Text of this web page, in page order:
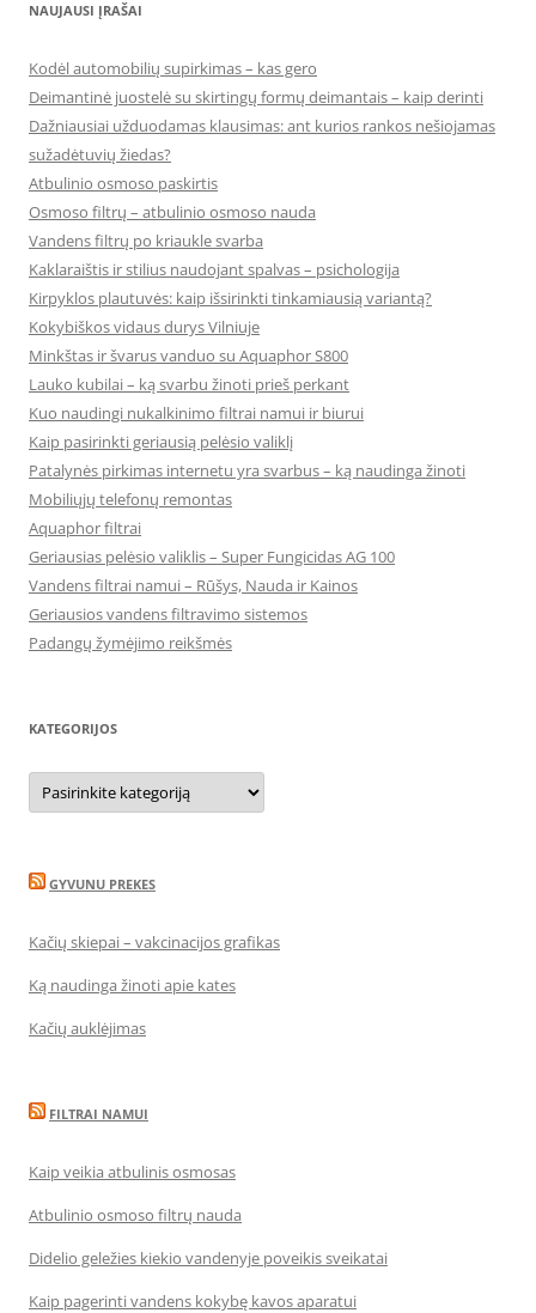
NAUJAUSI ĮRAŠAI
Kodėl automobilių supirkimas – kas gero
Deimantinė juostelė su skirtingų formų deimantais – kaip derinti
Dažniausiai užduodamas klausimas: ant kurios rankos nešiojamas
sužadėtuvių žiedas?
Atbulinio osmoso paskirtis
Osmoso filtrų – atbulinio osmoso nauda
Vandens filtrų po kriaukle svarba
Kaklaraištis ir stilius naudojant spalvas – psichologija
Kirpyklos plautuvės: kaip išsirinkti tinkamiausią variantą?
Kokybiškos vidaus durys Vilniuje
Minkštas ir švarus vanduo su Aquaphor S800
Lauko kubilai – ką svarbu žinoti prieš perkant
Kuo naudingi nukalkinimo filtrai namui ir biurui
Kaip pasirinkti geriausią pelėsio valiklį
Patalynės pirkimas internetu yra svarbus – ką naudinga žinoti
Mobiliųjų telefonų remontas
Aquaphor filtrai
Geriausias pelėsio valiklis – Super Fungicidas AG 100
Vandens filtrai namui – Rūšys, Nauda ir Kainos
Geriausios vandens filtravimo sistemos
Padangų žymėjimo reikšmės
KATEGORIJOS
Kategorijos
GYVUNU PREKES
Kačių skiepai – vakcinacijos grafikas
Ką naudinga žinoti apie kates
Kačių auklėjimas
FILTRAI NAMUI
Kaip veikia atbulinis osmosas
Atbulinio osmoso filtrų nauda
Didelio geležies kiekio vandenyje poveikis sveikatai
Kaip pagerinti vandens kokybę kavos aparatui